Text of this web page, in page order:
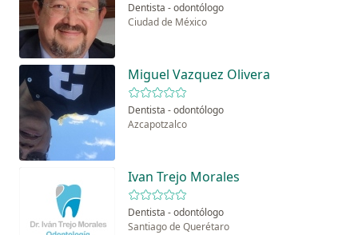
Dentista - odontólogo
Ciudad de México
Miguel Vazquez Olivera
Dentista - odontólogo
Azcapotzalco
Ivan Trejo Morales
Dentista - odontólogo
Santiago de Querétaro